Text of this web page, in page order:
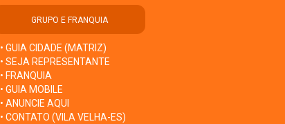
GRUPO E FRANQUIA
• GUIA CIDADE (MATRIZ)
• SEJA REPRESENTANTE
• FRANQUIA
• GUIA MOBILE
• ANUNCIE AQUI
• CONTATO (VILA VELHA-ES)